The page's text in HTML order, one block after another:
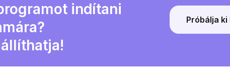
indítani
Próbálja ki